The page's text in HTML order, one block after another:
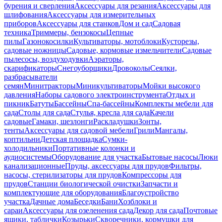
бурения и сверленияАксессуары для резанияАксессуары для
шлифованияАксессуары для измерительных
приборовАксессуары для станковДом и садСадовая
техникаТриммеры, бензокосыЦепные
пилыГазонокосилкиКультиваторы, мотоблокиКусторезы,
садовые ножницыСадовые, кормовые измельчителиСадовые
пылесосы, воздуходувкиАэраторы,
скарификаторыСнегоуборщикиДровоколыСеялки,
разбрасыватели
семянМинитракторыМиникультиваторыМойки высокого
давленияНаборы садового электроинструментаОтдых и
пикникБатутыБассейныСпа-бассейныКомплекты мебели для
садаСтолы для садаСтулья, кресла для садаКачели
садовыеГамаки, шезлонгиРаскладушкиЗонты,
тентыАксессуары для садовой мебелиГрилиМангалы,
коптильниДетская площадкаСумки-
холодильникиПортативные колонки и
аудиосистемыОборудование для участкаБытовые насосыЛюки
канализационныеПруды, аксессуары для прудовФильтры,
насосы, стерилизаторы для прудовКомпрессоры для
прудовСтанции биологической очисткиЗапчасти и
комплектующие для оборудованияБлагоустройство
участкаДачные домаБеседкиБаниХозблоки и
сараиАксессуары для озеленения садаДекор для садаПочтовые
ящики, табличкиКозырькиСкворечники, кормушки для